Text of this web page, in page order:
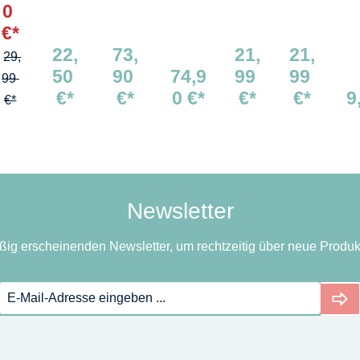
of
on
ro
sa
0
€*
29,
99
€*
urie
r
22,
50
€*
grü
n
73,
90
€*
74,9
0 €*
bla
u
21,
99
€*
ros
a
21,
99
€*
Newsletter
erscheinenden Newsletter, um rechtzeitig über neue